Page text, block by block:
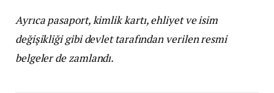
Ayrıca pasaport, kimlik kartı, ehliyet ve isim
değişikliği gibi devlet tarafından verilen resmi
belgeler de zamlandı.